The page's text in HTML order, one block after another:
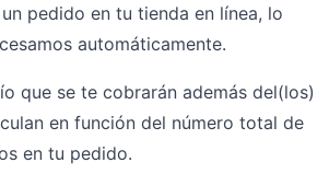
pedido en tu tienda en línea, lo
automáticamente.
que se te cobrarán además del(los)
en función del número total de
en tu pedido.